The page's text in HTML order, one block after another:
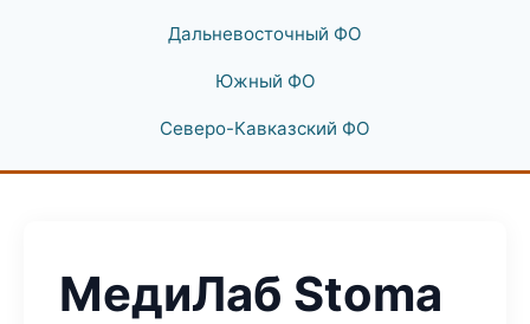
Дальневосточный ФО
Южный ФО
Северо-Кавказский ФО
МедиЛаб Stoma